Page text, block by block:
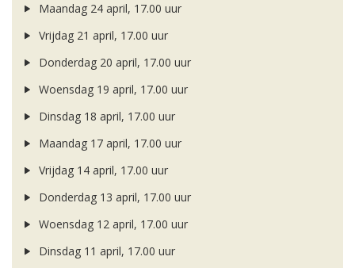
Maandag 24 april, 17.00 uur
Vrijdag 21 april, 17.00 uur
Donderdag 20 april, 17.00 uur
Woensdag 19 april, 17.00 uur
Dinsdag 18 april, 17.00 uur
Maandag 17 april, 17.00 uur
Vrijdag 14 april, 17.00 uur
Donderdag 13 april, 17.00 uur
Woensdag 12 april, 17.00 uur
Dinsdag 11 april, 17.00 uur